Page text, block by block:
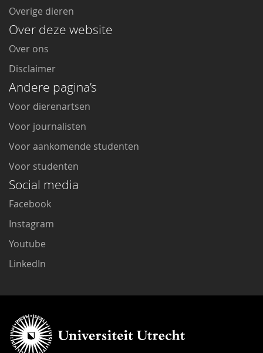
Overige dieren
Over deze website
Over ons
Disclaimer
Andere pagina’s
Voor dierenartsen
Voor journalisten
Voor aankomende studenten
Voor studenten
Social media
Facebook
Instagram
Youtube
LinkedIn